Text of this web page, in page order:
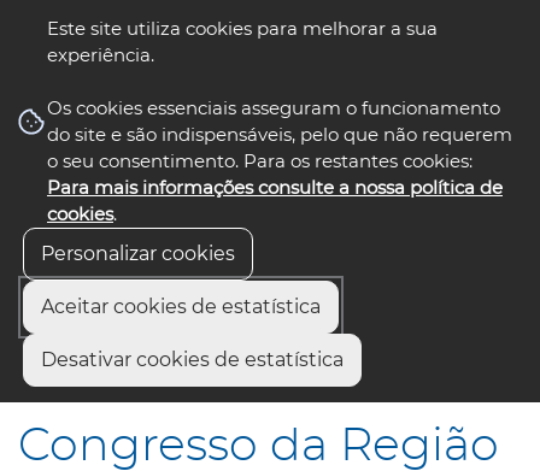
Este site utiliza cookies para melhorar a sua
experiência.
Os cookies essenciais asseguram o funcionamento
do site e são indispensáveis, pelo que não requerem
o seu consentimento. Para os restantes cookies:
Para mais informações consulte a nossa política de
cookies.
Personalizar cookies
Aceitar cookies de estatística
Desativar cookies de estatística
nos select language
Início
Congresso da Região de Aveiro 2011
Congresso da Região